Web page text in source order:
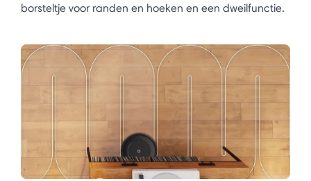
borsteltje voor randen en hoeken en een dweilfunctie.